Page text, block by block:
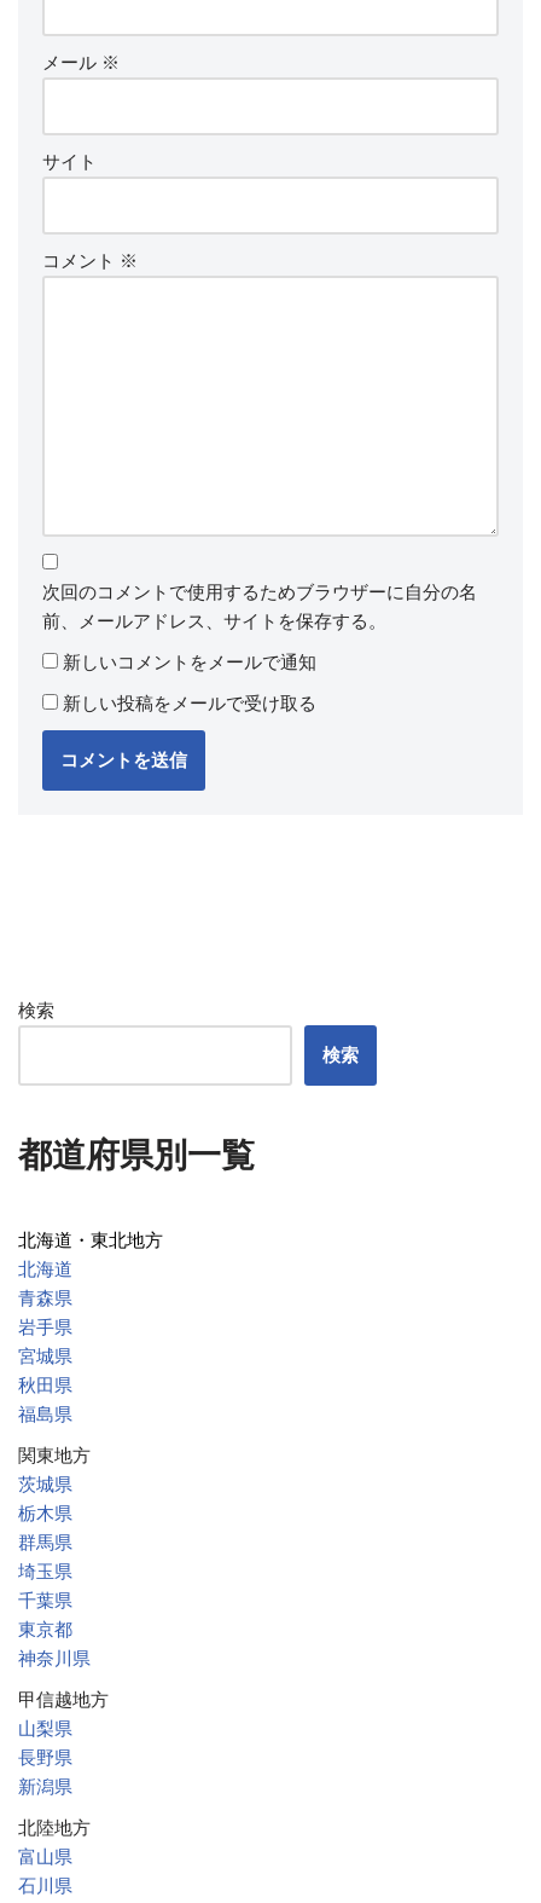
メール ※
サイト
コメント ※
次回のコメントで使用するためブラウザーに自分の名
前、メールアドレス、サイトを保存する。
新しいコメントをメールで通知
新しい投稿をメールで受け取る
検索
検索
都道府県別一覧
北海道・東北地方
北海道
青森県
岩手県
宮城県
秋田県
福島県
関東地方
茨城県
栃木県
群馬県
埼玉県
千葉県
東京都
神奈川県
甲信越地方
山梨県
長野県
新潟県
北陸地方
富山県
石川県